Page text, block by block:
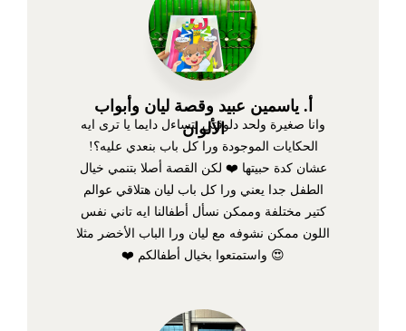
أ. ياسمين عبيد وقصة ليان وأبواب
الألوان
وانا صغيرة ولحد دلوقتي بتساءل دايما يا ترى ايه
الحكايات الموجودة ورا كل باب بنعدي عليه؟!
عشان كدة حبيتها ❤️ لكن القصة أصلا بتنمي خيال
الطفل جدا يعني ورا كل باب ليان هتلاقي عوالم
كتير مختلفة وممكن نسأل أطفالنا ايه تاني نفس
اللون ممكن نشوفه مع ليان ورا الباب الأخضر مثلا
😍 واستمتعوا بخيال أطفالكم ❤️